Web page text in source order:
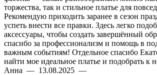
торжества, так и стильное платье для
Рекомендую приходить заранее в сезон
успеть внести все правки. Здесь легко
аксессуары, чтобы создать завершённый
спасибо за профессионализм и помощь в
важным событиям! Отдельное спасибо
найти мое идеальное платье и подобрать к
Анна — 13.08.2025 —